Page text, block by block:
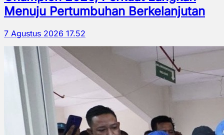
Menuju Pertumbuhan Berkelanjutan
7 Agustus 2026 17.52